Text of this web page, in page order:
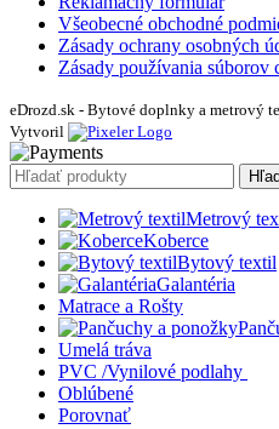
Všeobecné obchodné
Zásady ochrany osobných
Zásady používania súborov
eDrozd.sk - Bytové doplnky a metrový
Vytvoril
Metrový
Koberce
Bytový textil
Galantéria
Matrace a Rošty
Umelá tráva
PVC /Vynilové podlahy
Oblúbené
Porovnať